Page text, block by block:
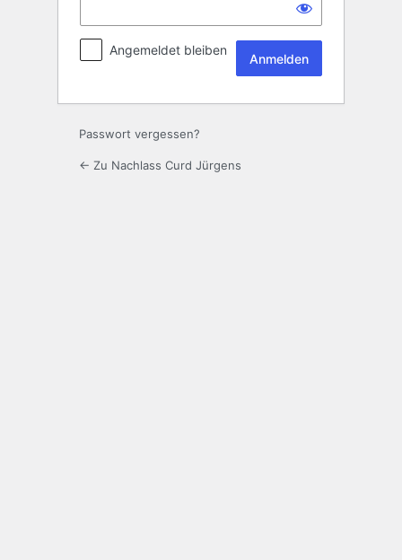
Angemeldet bleiben
Passwort vergessen?
← Zu Nachlass Curd Jürgens